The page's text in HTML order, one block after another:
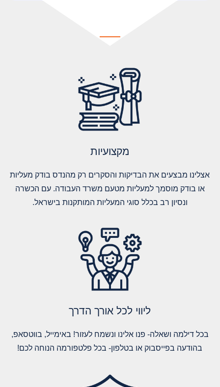
מקצועיות
אצלינו מבצעים את הבדיקות והסקרים רק מהנדס בודק מעליות
או בודק מוסמך למעליות מטעם משרד העבודה. עם הכשרה
ונסיון רב בכלל סוגי המעליות המותקנות בישראל.
ליווי לכל אורך הדרך
בכל דילמה ושאלה- פנו אלינו ונשמח לעזור! באימייל, בווטסאפ,
בהודעה בפייסבוק או בטלפון- בכל פלטפורמה הנוחה לכם!